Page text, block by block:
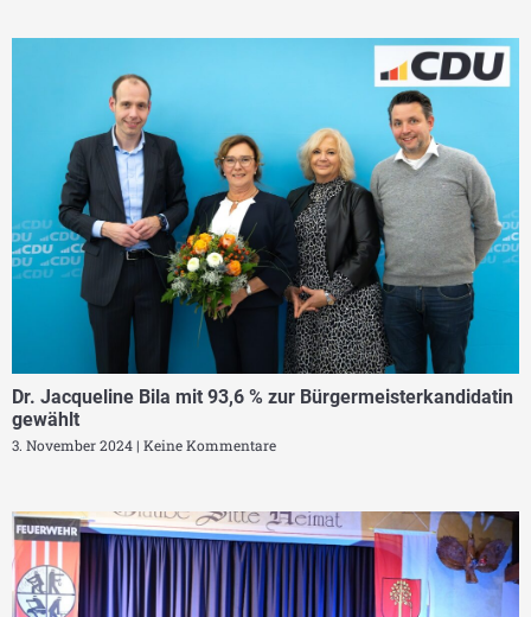
Dr. Jacqueline Bila mit 93,6 % zur Bürgermeisterkandidatin
gewählt
3. November 2024 Keine Kommentare